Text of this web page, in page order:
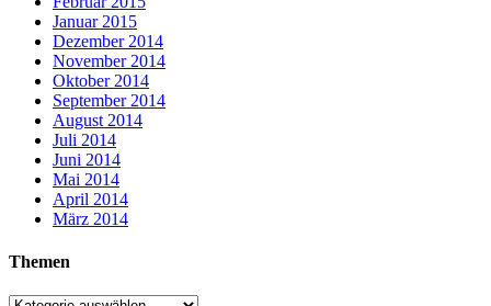
Januar 2015
Dezember 2014
November 2014
Oktober 2014
September 2014
August 2014
Juli 2014
Juni 2014
Mai 2014
April 2014
März 2014
Themen